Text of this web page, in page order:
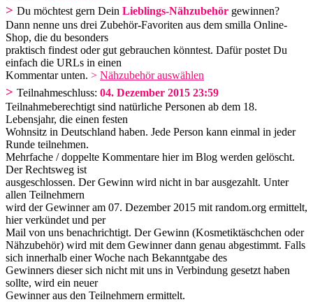
> Du möchtest gern Dein Lieblings-Nähzubehör gewinnen?
Dann nenne uns drei Zubehör-Favoriten aus dem smilla Online-
Shop, die du besonders
praktisch findest oder gut gebrauchen könntest. Dafür postet Du
einfach die URLs in einen
Kommentar unten. > Nähzubehör auswählen
> Teilnahmeschluss: 04. Dezember 2015 23:59
Teilnahmeberechtigt sind natürliche Personen ab dem 18.
Lebensjahr, die einen festen
Wohnsitz in Deutschland haben. Jede Person kann einmal in jeder
Runde teilnehmen.
Mehrfache / doppelte Kommentare hier im Blog werden gelöscht.
Der Rechtsweg ist
ausgeschlossen. Der Gewinn wird nicht in bar ausgezahlt. Unter
allen Teilnehmern
wird der Gewinner am 07. Dezember 2015 mit random.org ermittelt,
hier verkündet und per
Mail von uns benachrichtigt. Der Gewinn (Kosmetiktäschchen oder
Nähzubehör) wird mit dem Gewinner dann genau abgestimmt. Falls
sich innerhalb einer Woche nach Bekanntgabe des
Gewinners dieser sich nicht mit uns in Verbindung gesetzt haben
sollte, wird ein neuer
Gewinner aus den Teilnehmern ermittelt.